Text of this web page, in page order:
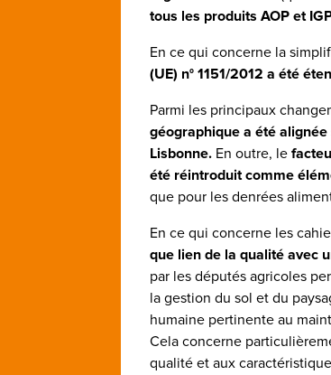
tous les produits AOP et
En ce qui concerne la
(UE) n° 1151/2012 a été
Parmi les principaux
géographique a été
Lisbonne. En outre, le
été réintroduit comme
que pour les denrées
En ce qui concerne les
que lien de la qualité avec
par les députés agricoles
la gestion du sol et du
humaine pertinente au
Cela concerne
qualité et aux